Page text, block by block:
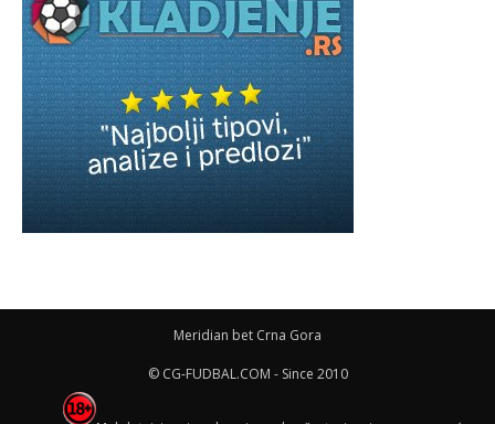
Meridian bet Crna Gora
© CG-FUDBAL.COM - Since 2010